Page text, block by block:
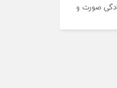
صورت و